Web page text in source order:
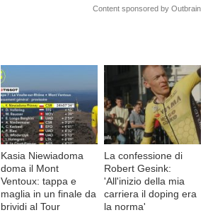
Content sponsored by Outbrain
Kasia Niewiadoma
doma il Mont
Ventoux: tappa e
maglia in un finale da
brividi al Tour
La confessione di
Robert Gesink:
'All'inizio della mia
carriera il doping era
la norma'